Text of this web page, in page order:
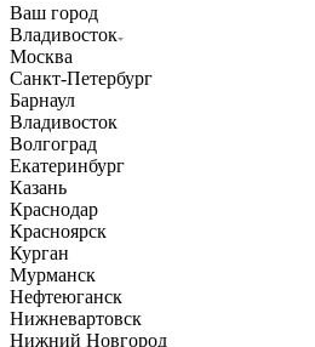
Ваш город
Владивосток
Москва
Санкт-Петербург
Барнаул
Владивосток
Волгоград
Екатеринбург
Казань
Краснодар
Красноярск
Курган
Мурманск
Нефтеюганск
Нижневартовск
Нижний Новгород